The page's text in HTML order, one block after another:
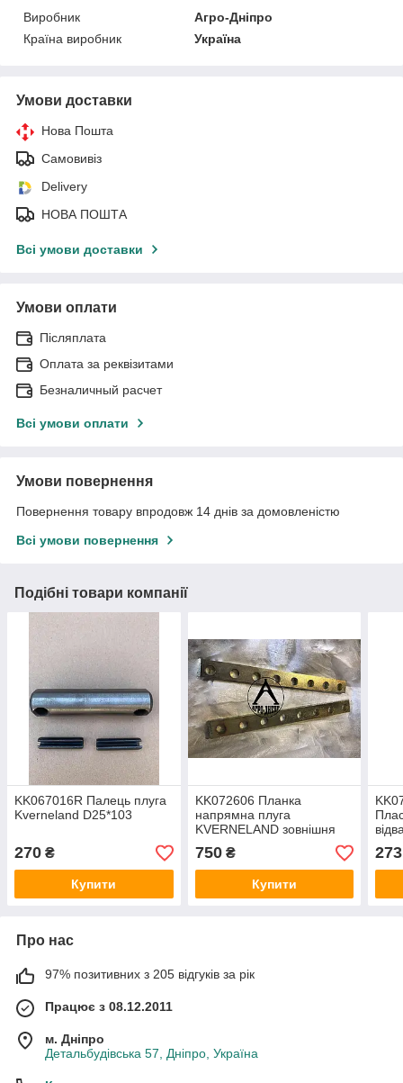
Виробник
Агро-Дніпро
Країна виробник
Україна
Умови доставки
Нова Пошта
Самовивіз
Delivery
НОВА ПОШТА
Всі умови доставки
Умови оплати
Післяплата
Оплата за реквізитами
Безналичный расчет
Всі умови оплати
Умови повернення
Повернення товару впродовж 14 днів за домовленістю
Всі умови повернення
Подібні товари компанії
KK067016R Палець плуга
Kverneland D25*103
270 ₴
Купити
KK072606 Планка
напрямна плуга
KVERNELAND зовнішня
8H 20.5
750₴
Купити
ліва
Про нас
97% позитивних з 205 відгуків за рік
Працює з 08.12.2011
м. Дніпро
Детальбудівська 57, Дніпро, Україна